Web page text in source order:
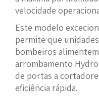
velocidade
Este modelo
permite que
bombeiros
arrombamento
de portas a
eficiência rápida.